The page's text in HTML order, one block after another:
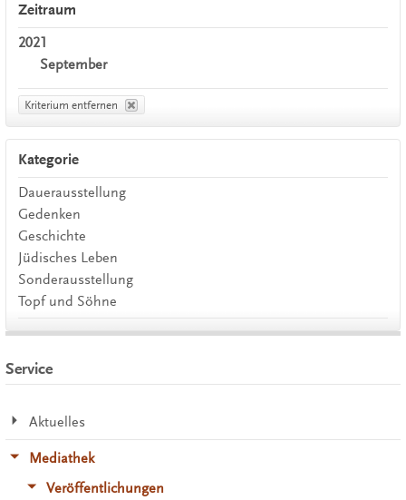
Zeitraum
2021
September
Kriterium entfernen
Kategorie
Dauerausstellung
Gedenken
Geschichte
Jüdisches Leben
Sonderausstellung
Topf und Söhne
Service
Aktuelles
Mediathek
Veröffentlichungen